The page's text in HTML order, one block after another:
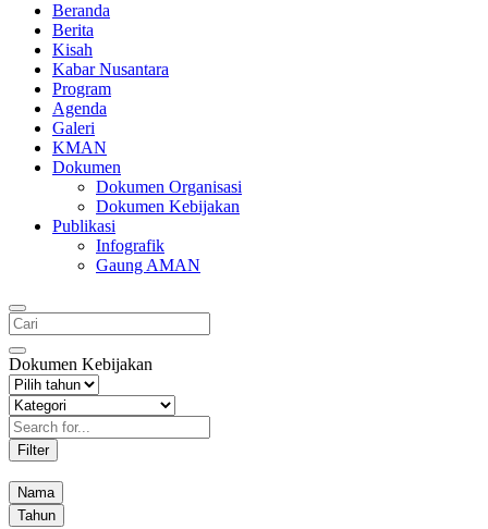
Beranda
Berita
Kisah
Kabar Nusantara
Program
Agenda
Galeri
KMAN
Dokumen
Dokumen Organisasi
Dokumen Kebijakan
Publikasi
Infografik
Gaung AMAN
Dokumen Kebijakan
Filter
Nama
Tahun